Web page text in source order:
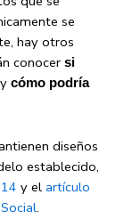
se
hay otros
conocer si
y cómo podría
diseños
establecido,
y el artículo
.